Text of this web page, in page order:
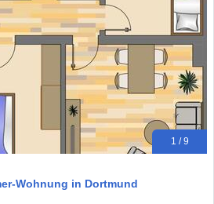
1 / 9
Wohnung in Dortmund